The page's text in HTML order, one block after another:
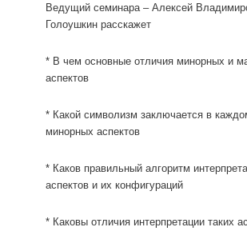
Ведущий семинара – Алексей
Голоушкин расскажет
* В чем основные отличия минорных и
аспектов
* Какой символизм заключается в
минорных аспектов
* Каков правильный алгоритм
аспектов и их конфигураций
* Каковы отличия интерпретации таких